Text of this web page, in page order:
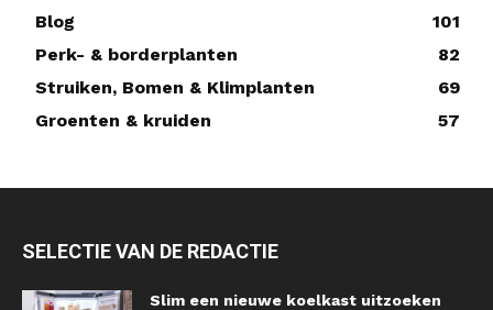
Blog
101
Perk- & borderplanten
82
Struiken, Bomen & Klimplanten
69
Groenten & kruiden
57
SELECTIE VAN DE REDACTIE
Slim een nieuwe koelkast uitzoeken